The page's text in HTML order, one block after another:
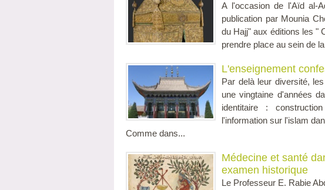
A l'occasion de l'Aïd al-
publication par Mounia
du Hajj" aux éditions les "
prendre place au sein de
L'enseignement
Par delà leur diversité,
une vingtaine d'années
identitaire :
l'information sur l'islam
Comme dans...
Médecine et santé
examen historique
Le Professeur E. Rabie